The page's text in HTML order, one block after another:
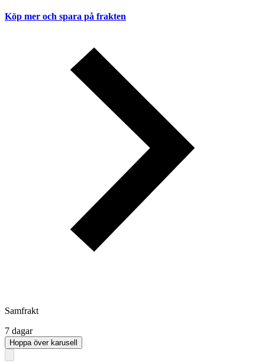
Köp mer och spara på frakten
Samfrakt
7 dagar
Hoppa över karusell